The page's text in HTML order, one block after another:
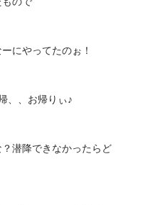
にやってたのぉ！
、、お帰りぃ♪
潜降できなかったらど